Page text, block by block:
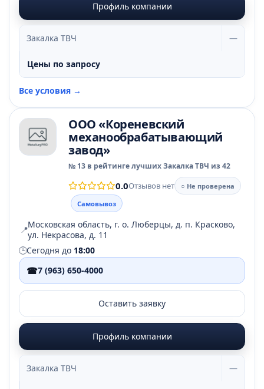
Профиль компании
Закалка ТВЧ —
Цены по запросу
Все условия →
ООО «Кореневский
механообрабатывающий
завод»
№ 13 в рейтинге лучших Закалка ТВЧ из 42
0.0Отзывов нет
○ Не проверена
Самовывоз
📍Московская область, г. о. Люберцы, д. п. Красково,
ул. Некрасова, д. 11
🕒Сегодня до 18:00
☎7 (963) 650-4000
Оставить заявку
Профиль компании
Закалка ТВЧ —